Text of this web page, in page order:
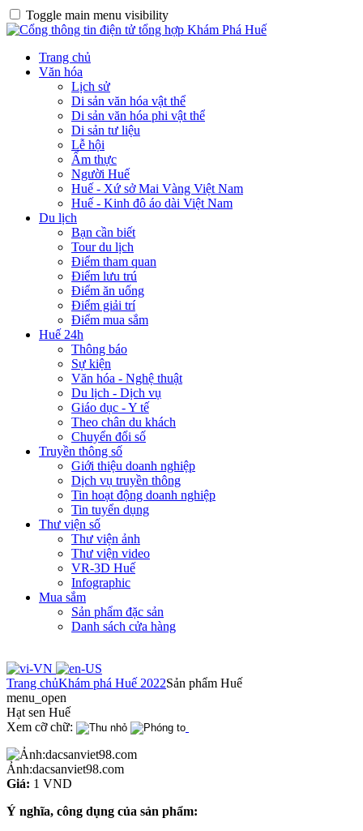
Toggle main menu visibility
Trang chủ
Văn hóa
Lịch sử
Di sản văn hóa vật thể
Di sản văn hóa phi vật thể
Di sản tư liệu
Lễ hội
Ẩm thực
Người Huế
Huế - Xứ sở Mai Vàng Việt Nam
Huế - Kinh đô áo dài Việt Nam
Du lịch
Bạn cần biết
Tour du lịch
Điểm tham quan
Điểm lưu trú
Điểm ăn uống
Điểm giải trí
Điểm mua sắm
Huế 24h
Thông báo
Sự kiện
Văn hóa - Nghệ thuật
Du lịch - Dịch vụ
Giáo dục - Y tế
Theo chân du khách
Chuyển đổi số
Truyền thông số
Giới thiệu doanh nghiệp
Dịch vụ truyền thông
Tin hoạt động doanh nghiệp
Tin tuyển dụng
Thư viện số
Thư viện ảnh
Thư viện video
VR-3D Huế
Infographic
Mua sắm
Sản phẩm đặc sản
Danh sách cửa hàng
Trang chủKhám phá Huế 2022Sản phẩm Huế
menu_open
Hạt sen Huế
Xem cỡ chữ:
Ảnh:dacsanviet98.com
Giá: 1 VND
Ý nghĩa, công dụng của sản phẩm: